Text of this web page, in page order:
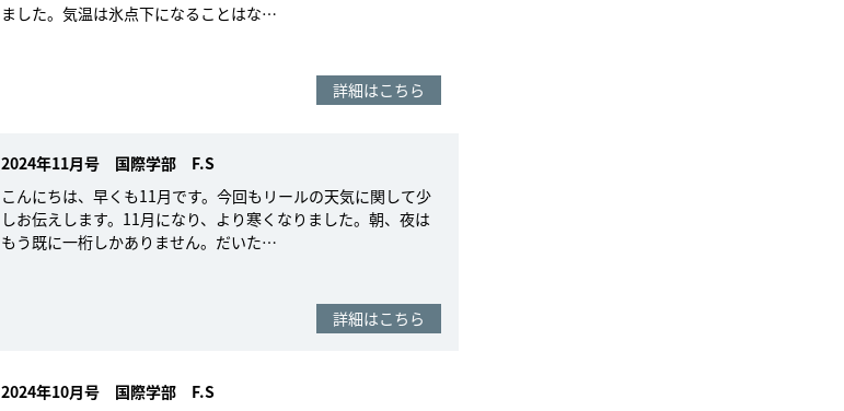
ました。気温は氷点下になることはな…
詳細はこちら
2024年11月号 国際学部 F.S
こんにちは、早くも11月です。今回もリールの天気に関して少
しお伝えします。11月になり、より寒くなりました。朝、夜は
もう既に一桁しかありません。だいた…
詳細はこちら
2024年10月号 国際学部 F.S